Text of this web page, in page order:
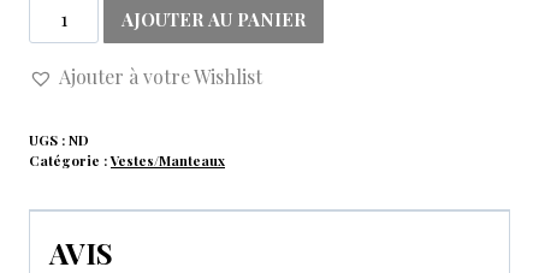
AJOUTER AU PANIER
Ajouter à votre Wishlist
UGS : ND
Catégorie :Vestes/Manteaux
AVIS